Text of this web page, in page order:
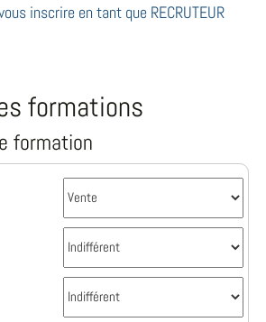
inscrire en tant que RECRUTEUR
formations
formation